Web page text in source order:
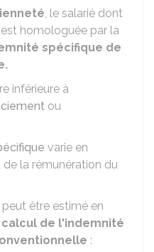
, le salarié dont
homologuée par la
spécifique de
inférieure à
ou
varie en
la rémunération du
être estimé en
de l'indemnité
: